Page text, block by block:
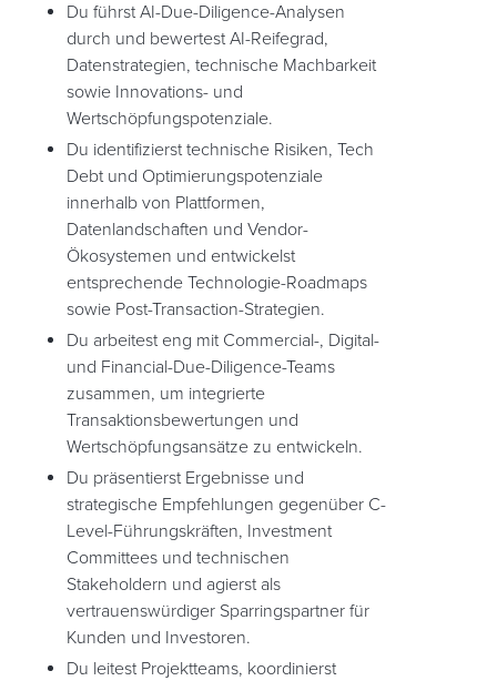
Du führst AI-Due-Diligence-Analysen
durch und bewertest AI-Reifegrad,
Datenstrategien, technische Machbarkeit
sowie Innovations- und
Wertschöpfungspotenziale.
Du identifizierst technische Risiken, Tech
Debt und Optimierungspotenziale
innerhalb von Plattformen,
Datenlandschaften und Vendor-
Ökosystemen und entwickelst
entsprechende Technologie-Roadmaps
sowie Post-Transaction-Strategien.
Du arbeitest eng mit Commercial-, Digital-
und Financial-Due-Diligence-Teams
zusammen, um integrierte
Transaktionsbewertungen und
Wertschöpfungsansätze zu entwickeln.
Du präsentierst Ergebnisse und
strategische Empfehlungen gegenüber C-
Level-Führungskräften, Investment
Committees und technischen
Stakeholdern und agierst als
vertrauenswürdiger Sparringspartner für
Kunden und Investoren.
Du leitest Projektteams, koordinierst